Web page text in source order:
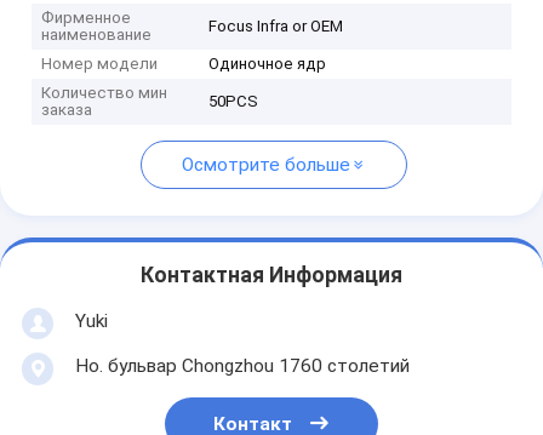
Фирменное
наименование
Focus Infra or OEM
Номер модели
Одиночное ядр
Количество мин
заказа
50PCS
Осмотрите больше
Контактная Информация
Yuki
Но. бульвар Chongzhou 1760 столетий
Контакт